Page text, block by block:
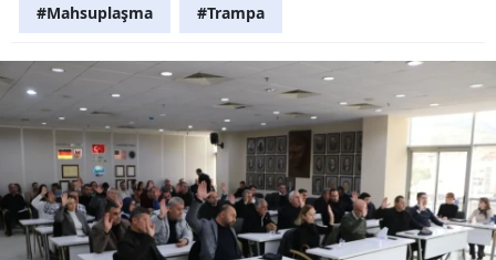
#Mahsuplaşma #Trampa